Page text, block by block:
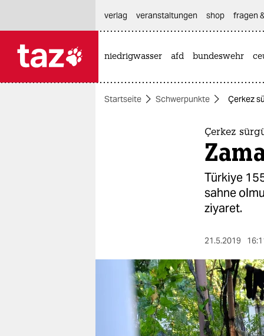
themen
berlin
wahrheit
verlag
veranstaltungen shop fragen
niedrigwasser afd bundeswehr
Startseite Schwerpunkte Çerkez
Çerkez
Türkiye
sahne
ziyaret.
21.5.2019